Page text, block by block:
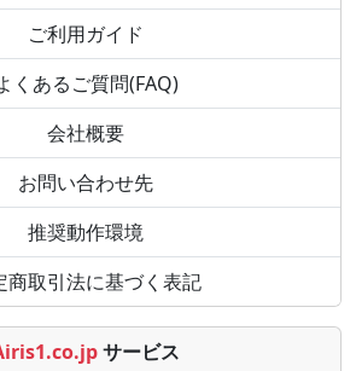
ご利用ガイド
くあるご質問(FAQ)
会社概要
お問い合わせ先
推奨動作環境
商取引法に基づく表記
サービス